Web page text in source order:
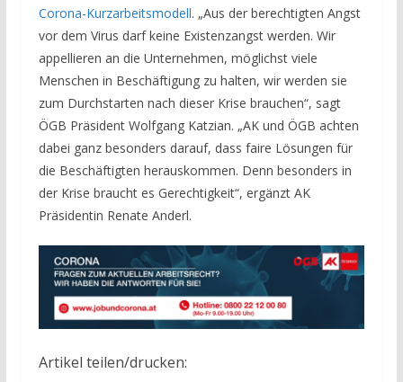
Corona-Kurzarbeitsmodell. „Aus der berechtigten Angst
vor dem Virus darf keine Existenzangst werden. Wir
appellieren an die Unternehmen, möglichst viele
Menschen in Beschäftigung zu halten, wir werden sie
zum Durchstarten nach dieser Krise brauchen“, sagt
ÖGB Präsident Wolfgang Katzian. „AK und ÖGB achten
dabei ganz besonders darauf, dass faire Lösungen für
die Beschäftigten herauskommen. Denn besonders in
der Krise braucht es Gerechtigkeit“, ergänzt AK
Präsidentin Renate Anderl.
Artikel teilen/drucken: